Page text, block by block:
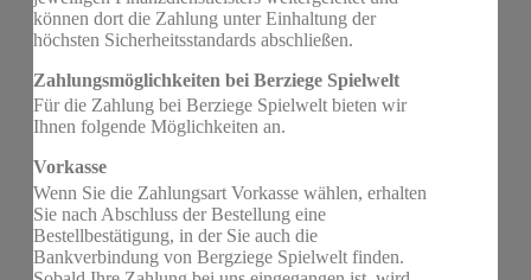
können dort die Zahlung unter Einhaltung der
höchsten Sicherheitsstandards abschließen.
Zahlungsmöglichkeiten bei Berziege Spielwelt
Für die Zahlung bei Berziege Spielwelt bieten wir
Ihnen folgende Möglichkeiten an.
Vorkasse
Wenn Sie die Zahlungsart Vorkasse wählen, erhalten
Sie nach Abschluss der Bestellung eine
Bestellbestätigung, in der Sie auch die
Bankverbindung von Bergziege Spielwelt finden.